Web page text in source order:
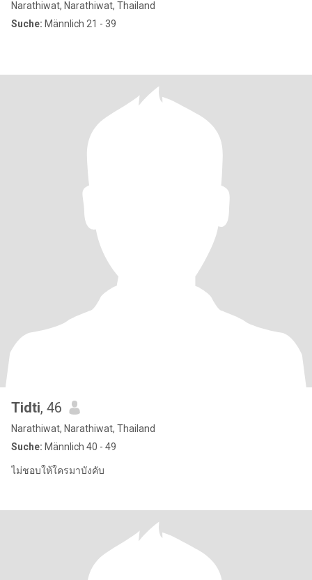
Narathiwat, Narathiwat, Thailand
Suche: Männlich 21 - 39
Tidti, 46
Narathiwat, Narathiwat, Thailand
Suche: Männlich 40 - 49
ไม่ชอบให้ใครมาบังคับ